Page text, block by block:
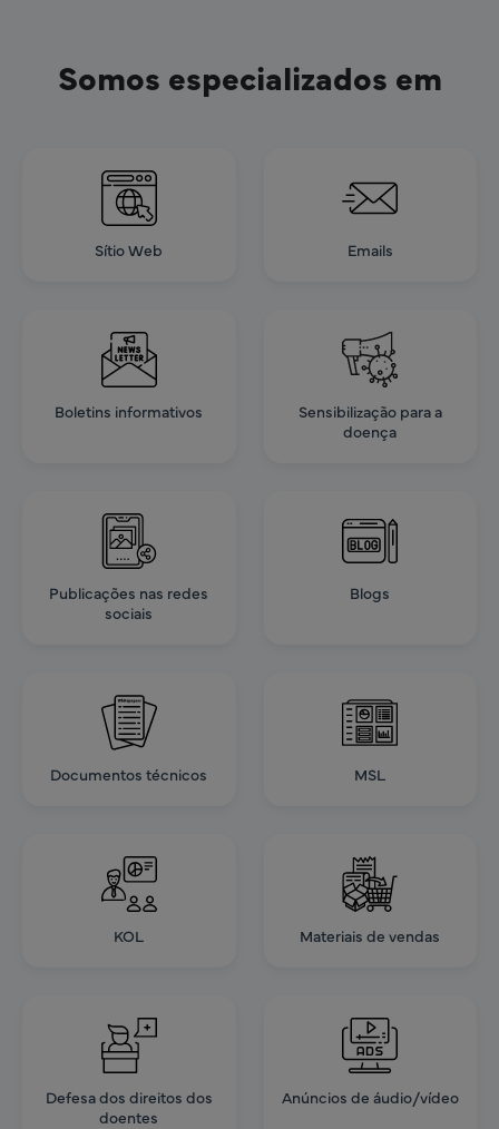
Somos especializados em
Sítio Web Emails
Boletins informativos
Sensibilização para a
doença
Publicações nas redes
sociais
Blogs
Documentos técnicos MSL
KOL Materiais de vendas
Defesa dos direitos dos
doentes
Anúncios de áudio/vídeo